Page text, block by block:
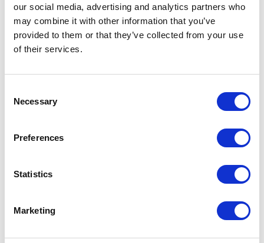
our social media, advertising and analytics partners who
may combine it with other information that you’ve
provided to them or that they’ve collected from your use
of their services.
Selection
Necessary
Preferences
Statistics
Marketing
постачальниками white-label payment варто
враховувати такі фактори:
Доступні методи оплати.
урахуванням вимог вашого бізнесу. Крім того,
розширення переліку платіжних опцій,
стандартам PCI DSS і використовувати останні
Доступні функції
. Проаналізуйте свій бізнес і
виявіть елементи, необхідні для досягнення
поставлених вам цілей. Якісні white-label платіжні